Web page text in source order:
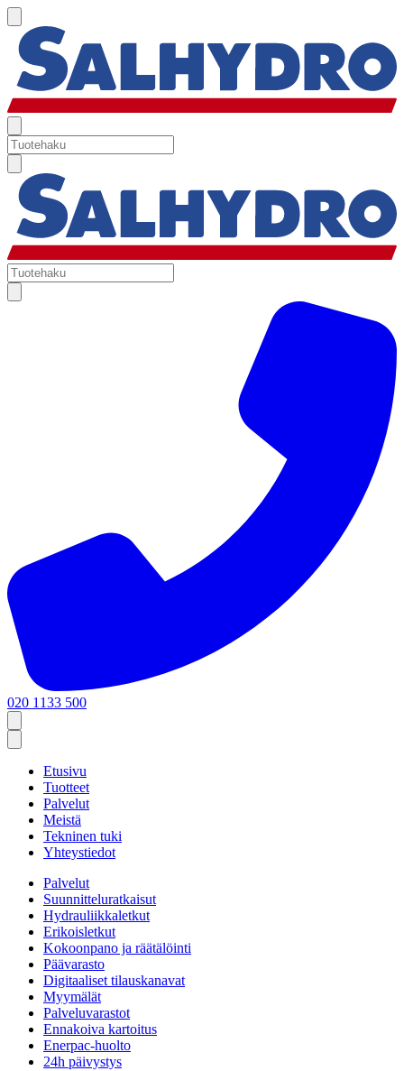
020 1133 500
Etusivu
Tuotteet
Palvelut
Meistä
Tekninen tuki
Yhteystiedot
Palvelut
Suunnitteluratkaisut
Hydrauliikkaletkut
Erikoisletkut
Kokoonpano ja räätälöinti
Päävarasto
Digitaaliset tilauskanavat
Myymälät
Palveluvarastot
Ennakoiva kartoitus
Enerpac-huolto
24h päivystys